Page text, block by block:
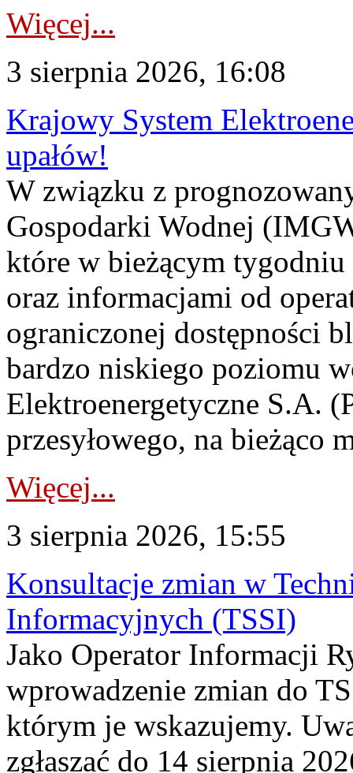
Więcej...
3 sierpnia 2026, 16:08
Krajowy System
upałów!
W związku z
Gospodarki Wodnej
które w bieżącym tygodniu
oraz informacjami od
ograniczonej dostępności
bardzo niskiego poziomu
Elektroenergetyczne S.A.
przesyłowego, na bieżąco
Więcej...
3 sierpnia 2026, 15:55
Konsultacje zmian w
Informacyjnych (TSSI)
Jako Operator Informacji
wprowadzenie zmian do
którym je wskazujemy.
zgłaszać do 14 sierpnia